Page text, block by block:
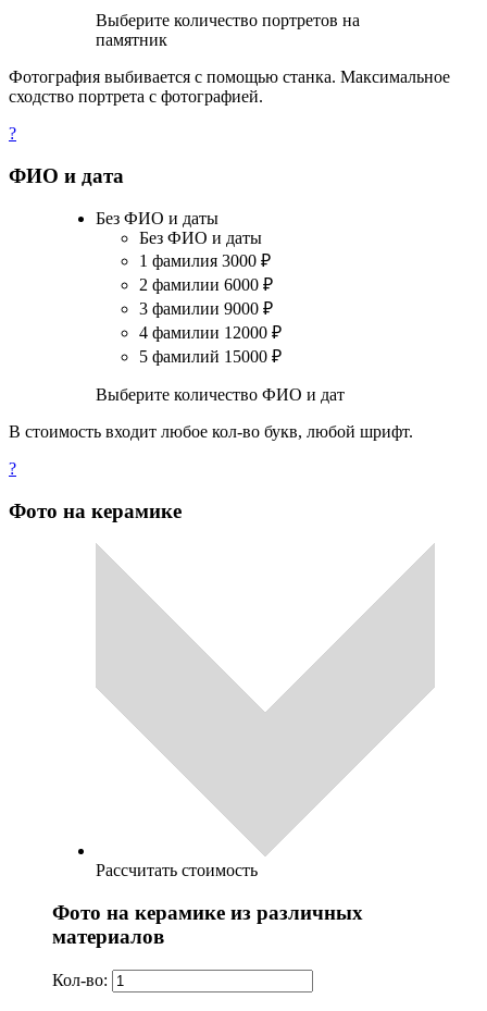
Выберите количество портретов на
памятник
Фотография выбивается с помощью станка. Максимальное
сходство портрета с фотографией.
?
ФИО и дата
Без ФИО и даты
Без ФИО и даты
1 фамилия 3000 ₽
2 фамилии 6000 ₽
3 фамилии 9000 ₽
4 фамилии 12000 ₽
5 фамилий 15000 ₽
Выберите количество ФИО и дат
В стоимость входит любое кол-во букв, любой шрифт.
?
Фото на керамике
Рассчитать стоимость
Фото на керамике из различных
материалов
Кол-во: